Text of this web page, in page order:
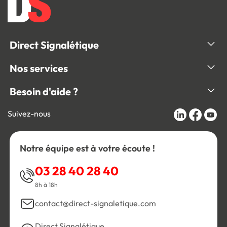
Direct Signalétique
Nos services
Besoin d'aide ?
Suivez-nous
Notre équipe est à votre écoute !
03 28 40 28 40
8h à 18h
contact@direct-signaletique.com